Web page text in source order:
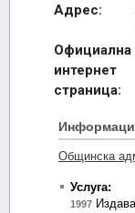
Адрес:
Официална
интернет
страница: